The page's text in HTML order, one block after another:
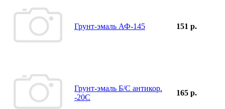
Грунт-эмаль АФ-145 151 р.
Грунт-эмаль Б/С антикор.
-20С
165 р.